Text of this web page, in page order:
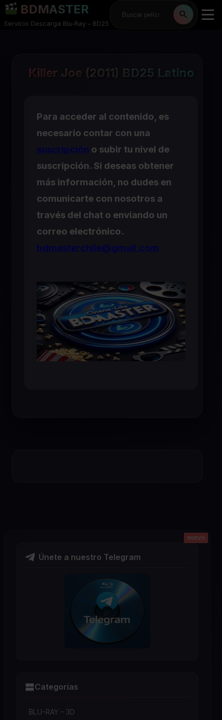
BDMASTER
Servicio Descarga Blu-Ray – BD25
Killer Joe (2011) BD25 Latino
Para acceder al contenido, es
necesario contar con una
suscripción o subir tu nivel de
suscripción. Si deseas obtener
más información, no dudes en
comunicarte con nosotros a
través del chat o enviando un
correo electrónico.
bdmasterchile@gmail.com
Únete a nuestro Telegram
Categorías
BLU-RAY – 3D
NUEVO
NUEVO
NUEVO
NUEVO
NUEVO